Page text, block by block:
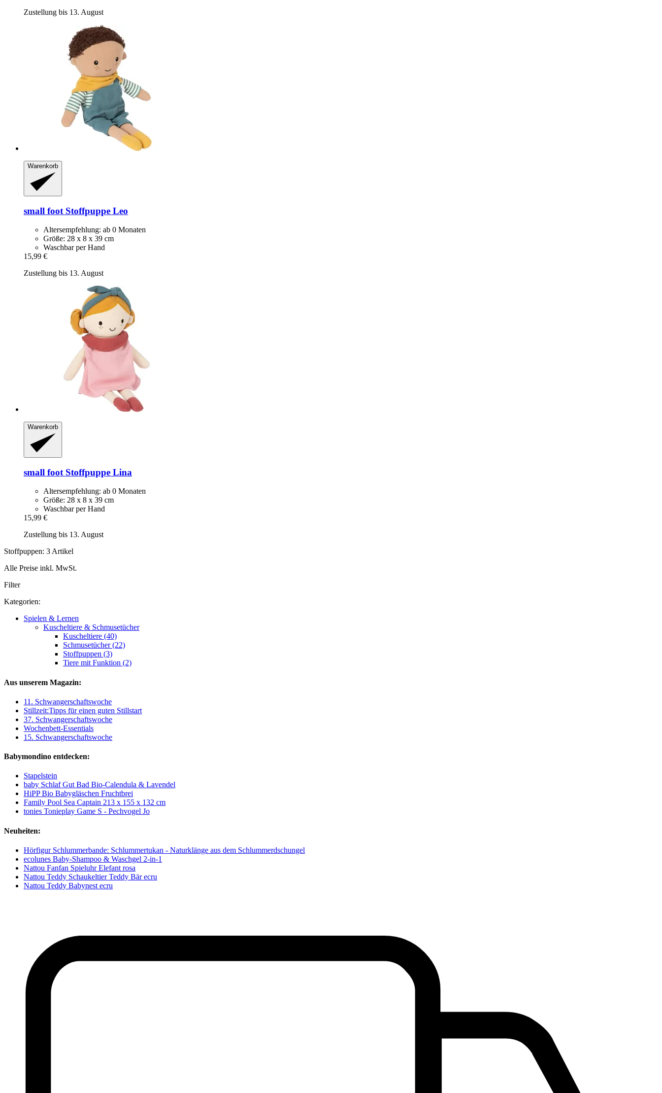
Zustellung bis 13. August
Warenkorb
small foot Stoffpuppe Leo
Altersempfehlung: ab 0 Monaten
Größe: 28 x 8 x 39 cm
Waschbar per Hand
15,99 €
Zustellung bis 13. August
Warenkorb
small foot Stoffpuppe Lina
Altersempfehlung: ab 0 Monaten
Größe: 28 x 8 x 39 cm
Waschbar per Hand
15,99 €
Zustellung bis 13. August
Stoffpuppen: 3 Artikel
Alle Preise inkl. MwSt.
Filter
Kategorien:
Spielen & Lernen
Kuscheltiere & Schmusetücher
Kuscheltiere (40)
Schmusetücher (22)
Stoffpuppen (3)
Tiere mit Funktion (2)
Aus unserem Magazin:
11. Schwangerschaftswoche
Stillzeit:Tipps für einen guten Stillstart
37. Schwangerschaftswoche
Wochenbett-Essentials
15. Schwangerschaftswoche
Babymondino entdecken:
Stapelstein
baby Schlaf Gut Bad Bio-Calendula & Lavendel
HiPP Bio Babygläschen Fruchtbrei
Family Pool Sea Captain 213 x 155 x 132 cm
tonies Tonieplay Game S - Pechvogel Jo
Neuheiten:
Hörfigur Schlummerbande: Schlummertukan - Naturklänge aus dem Schlummerdschungel
ecolunes Baby-Shampoo & Waschgel 2-in-1
Nattou Fanfan Spieluhr Elefant rosa
Nattou Teddy Schaukeltier Teddy Bär ecru
Nattou Teddy Babynest ecru